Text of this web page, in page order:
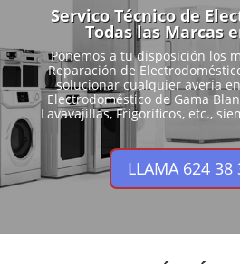
Servico Técnico de
Todas las Marcas
Ponemos a tu disposición los
Reparación de
solucionar cualquier avería
Electrodoméstico de Gama
Lavavajillas, Frigoríficos, etc.,
LLAMA 624 38